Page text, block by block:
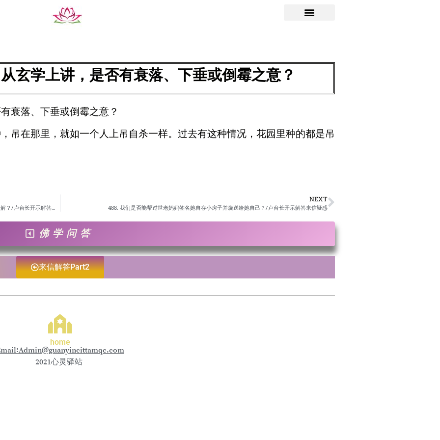
玄学上讲，是否有衰落、下垂或倒霉之意？
衰落、下垂或倒霉之意？
吊在那里，就如一个人上吊自杀一样。过去有这种情况，花园里种的都是吊
NEXT
488. 我们是否能帮过世老妈妈签名她自存小房子并烧送给她自己？/卢台长开示解答来信疑惑
佛学问答
来信解答Part2
home
2021心灵驿站